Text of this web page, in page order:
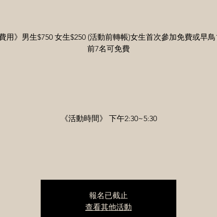
用》男生$750 女生$250 (活動前轉帳)女生首次參加免費或早
前7名可免費
《活動時間》 下午2:30~5:30
報名已截止
查看其他活動